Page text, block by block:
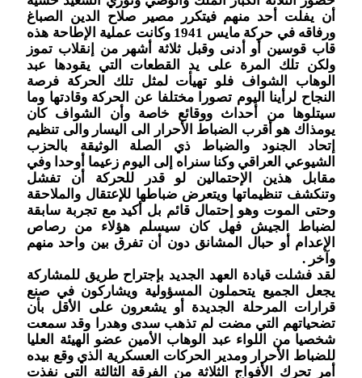
أن يفلت أحد منهم فيتكرر مصير صلاح الدين الصباغ
ورفاقه في حركة مايس 1941 وكانت عملية الإطاحة هذه
قاب قوسين أو أدنى وقبل ثلاثة أشهر من إنقلاب تموز
ولكن تلك المرة على يد القطعات التي يقودها عبد
الوهاب الشواف فلو تهيأت لمثل تلك الحركة فرصة
النجاح لرأينا اليوم تصورا مختلفا عن الحركة وقادتها وما
سيتلوها من أحداث ووقائع خاصة وأن الشواف كان
يومذاك هو أقرب الضباط الأحرار الى اليسار والى تنظيم
إتحاد الجنود والضباط ذي الصلة الوثيقة بالحزب
الشيوعي العراقي وكنا سنراه إلى اليوم زعيما أوحدا وفي
مقابل هذين الإحتمالين لو قدر للحركة أن تفشل
وتنكشف تنظيماتها ويتعرض ضباطها للإعتقال والملاحقة
وحتى الموت وهو إحتمال قائم بل أكيد مع تجربة سابقة
لضباط الجيش فهل كان سيسلم هؤلاء من رصاص
الإعدام أو حبال المشانق دون أن تفرق بين واحد منهم
وآخر .
لقد فشلت قيادة العهد الجديد بإجتراح طريق للمشاركة
يجعل الجميع يتحملون المسؤولية ويشاركون في صنع
قرارات المرحلة الجديدة أو يشعرون على الأقل بأن
تضحياتهم التي مضت لم تذهب سدى وهدرا وقد سمعت
شخصيا من اللواء عبد الوهاب الأمين عضو الهيئة العليا
للضباط الأحرار ومدير الحركات العسكرية الذي وقع بيده
أمر تحرك الأفواج الثلاثة من الفرقة الثالثة التي نفذت